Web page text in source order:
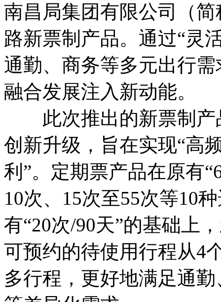
南昌局集团有限公司（
路新票制产品。通过“灵
通勤、商务等多元出行
融合发展注入新动能。
此次推出的新票制产
创新升级，旨在实现“高
利”。定期票产品在原有
10次、15次至55次等10
有“20次/90天”的基础上
可预约的待使用行程从4
多行程，更好地满足通